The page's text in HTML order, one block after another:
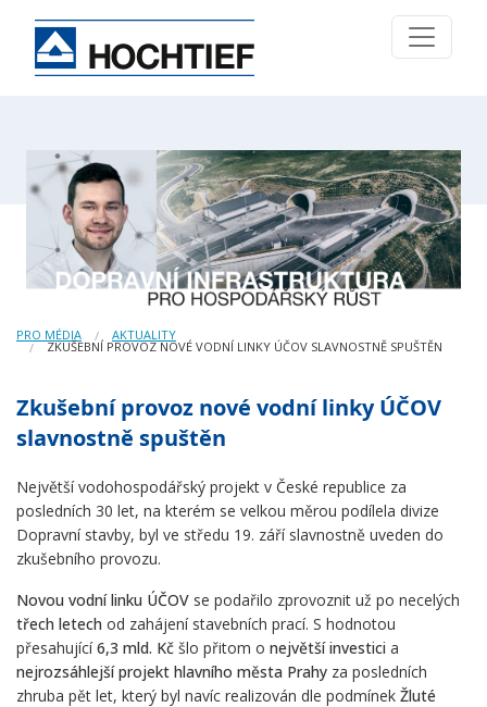
PRO MÉDIA AKTUALITY
ZKUŠEBNÍ PROVOZ NOVÉ VODNÍ LINKY ÚČOV SLAVNOSTNĚ SPUŠTĚN
Zkušební provoz nové vodní linky ÚČOV
slavnostně spuštěn
Největší vodohospodářský projekt v České republice za
posledních 30 let, na kterém se velkou měrou podílela divize
Dopravní stavby, byl ve středu 19. září slavnostně uveden do
zkušebního provozu.
Novou vodní linku ÚČOV se podařilo zprovoznit už po necelých
třech letech od zahájení stavebních prací. S hodnotou
přesahující6,3 mld. Kč šlo přitom o největší investici a
nejrozsáhlejší projekt hlavního města Prahy za posledních
zhruba pět let, který byl navíc realizován dle podmínek Žluté